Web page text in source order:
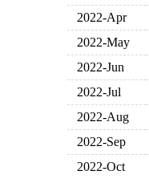
2022-Apr
2022-May
2022-Jun
2022-Jul
2022-Aug
2022-Sep
2022-Oct